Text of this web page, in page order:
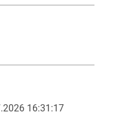
16:31:17